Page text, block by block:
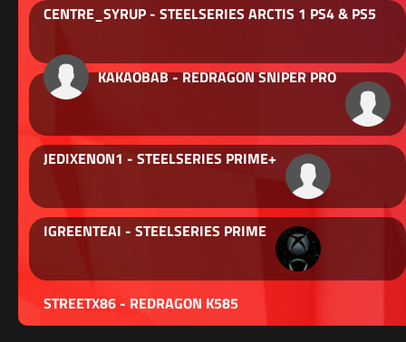
CENTRE_SYRUP - STEELSERIES ARCTIS 1 PS4 & PS5
KAKAOBAB - REDRAGON SNIPER PRO
JEDIXENON1 - STEELSERIES PRIME+
IGREENTEAI - STEELSERIES PRIME
STREETX86 - REDRAGON K585